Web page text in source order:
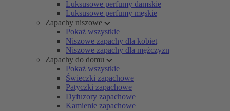
Luksusowe perfumy damskie
Luksusowe perfumy męskie
Zapachy niszowe
Pokaż wszystkie
Niszowe zapachy dla kobiet
Niszowe zapachy dla mężczyzn
Zapachy do domu
Pokaż wszystkie
Świeczki zapachowe
Patyczki zapachowe
Dyfuzory zapachowe
Kamienie zapachowe